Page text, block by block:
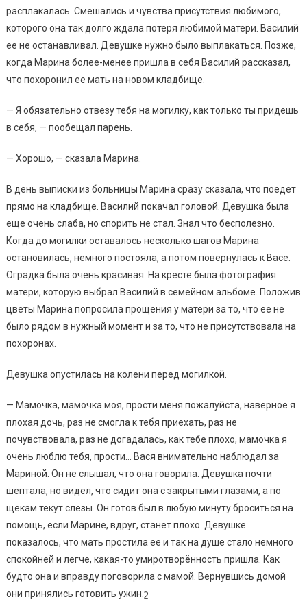
расплакалась. Смешались и чувства присутствия любимого,
которого она так долго ждала потеря любимой матери. Василий
ее не останавливал. Девушке нужно было выплакаться. Позже,
когда Марина более-менее пришла в себя Василий рассказал,
что похоронил ее мать на новом кладбище.
— Я обязательно отвезу тебя на могилку, как только ты придешь
в себя, — пообещал парень.
— Хорошо, — сказала Марина.
В день выписки из больницы Марина сразу сказала, что поедет
прямо на кладбище. Василий покачал головой. Девушка была
еще очень слаба, но спорить не стал. Знал что бесполезно.
Когда до могилки оставалось несколько шагов Марина
остановилась, немного постояла, а потом повернулась к Васе.
Оградка была очень красивая. На кресте была фотография
матери, которую выбрал Василий в семейном альбоме. Положив
цветы Марина попросила прощения у матери за то, что ее не
было рядом в нужный момент и за то, что не присутствовала на
похоронах.
Девушка опустилась на колени перед могилкой.
— Мамочка, мамочка моя, прости меня пожалуйста, наверное я
плохая дочь, раз не смогла к тебя приехать, раз не
почувствовала, раз не догадалась, как тебе плохо, мамочка я
очень люблю тебя, прости… Вася внимательно наблюдал за
Мариной. Он не слышал, что она говорила. Девушка почти
шептала, но видел, что сидит она с закрытыми глазами, а по
щекам текут слезы. Он готов был в любую минуту броситься на
помощь, если Марине, вдруг, станет плохо. Девушке
показалось, что мать простила ее и так на душе стало немного
спокойней и легче, какая-то умиротворённость пришла. Как
будто она и вправду поговорила с мамой. Вернувшись домой
они принялись готовить ужин.շ